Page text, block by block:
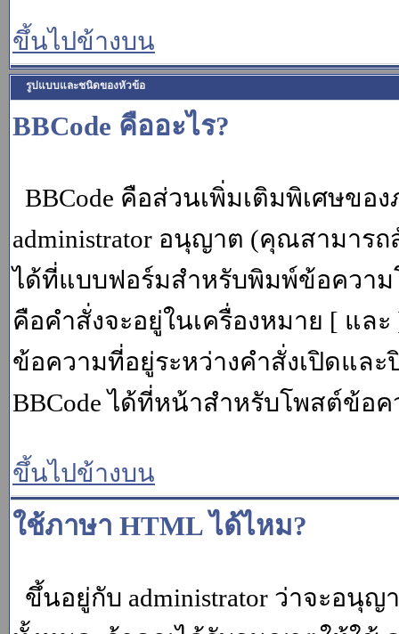
ขึ้นไปข้างบน
รูปแบบและชนิดของหัวข้อ
BBCode คืออะไร?
BBCode คือส่วนเพิ่มเติมพิเศษขอ
administrator อนุญาต (คุณสามาร
ได้ที่แบบฟอร์มสำหรับพิมพ์ข้อความ
คือคำสั่งจะอยู่ในเครื่องหมาย [ แล
ข้อความที่อยู่ระหว่างคำสั่งเปิดแล
BBCode ได้ที่หน้าสำหรับโพสต์ข้อค
ขึ้นไปข้างบน
ใช้ภาษา HTML ได้ไหม?
ขึ้นอยู่กับ administrator ว่าจะอนุ